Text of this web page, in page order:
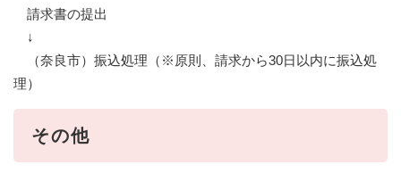
請求書の提出
↓
（奈良市）振込処理（※原則、請求から30日以内に振込処
理）
その他